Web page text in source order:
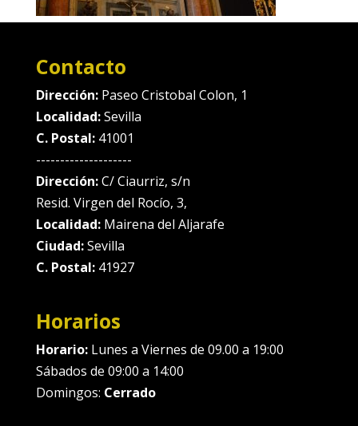
Contacto
Dirección: Paseo Cristobal Colon, 1
Localidad:Sevilla
C. Postal:41001
--------------------
Dirección:C/ Ciaurriz, s/n
Resid. Virgen del Rocío, 3,
Localidad:Mairena del Aljarafe
Ciudad:Sevilla
C. Postal:41927
Horarios
Horario:Lunes a Viernes de 09.00 a 19:00
Sábados de 09:00 a 14:00
Domingos: Cerrado